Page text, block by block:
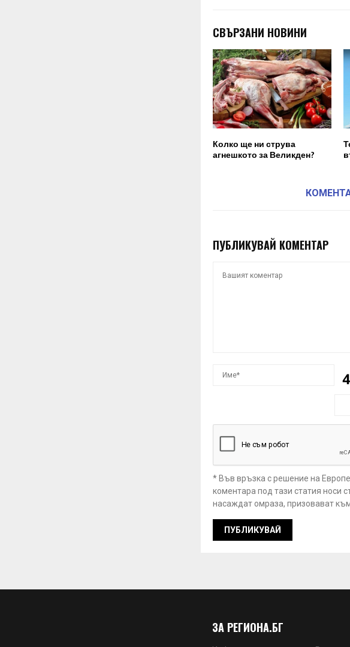
СВЪРЗАНИ НОВИНИ
Колко ще ни струва
агнешкото за Великден?
ПУБЛИКУВАЙ КОМЕНТАР
* Във връзка с решение на
коментара под тази статия носи
насаждат омраза, призовават
ЗА РЕГИОНА.БГ